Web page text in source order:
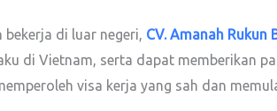
di luar negeri, CV. Amanah Rukun
di Vietnam, serta dapat memberikan
visa kerja yang sah dan